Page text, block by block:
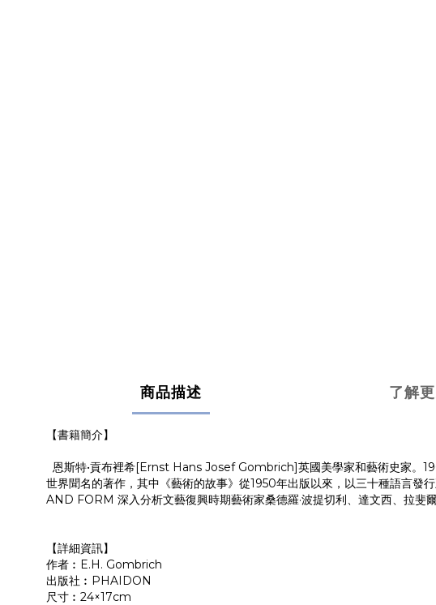
商品描述 了解
【書籍簡介】
恩斯特•貢布裡希[Ernst Hans Josef Gombrich]英國美學家和藝術史家。
世界聞名的著作，其中《藝術的故事》從1950年出版以來，以三十種語言
AND FORM 深入分析文藝復興時期藝術家桑德羅·波提切利、達文西、拉
【詳細資訊】
作者︰E.H. Gombrich
出版社︰PHAIDON
尺寸︰24×17cm